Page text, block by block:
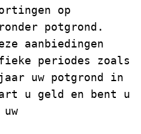
op
potgrond.
aanbiedingen
periodes zoals
uw potgrond in
u geld en bent u